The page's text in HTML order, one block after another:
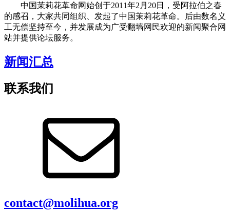
中国茉莉花革命网始创于2011年2月20日，受阿拉伯之春
的感召，大家共同组织、发起了中国茉莉花革命。后由数名义
工无偿坚持至今，并发展成为广受翻墙网民欢迎的新闻聚合网
站并提供论坛服务。
新闻汇总
联系我们
contact@molihua.org